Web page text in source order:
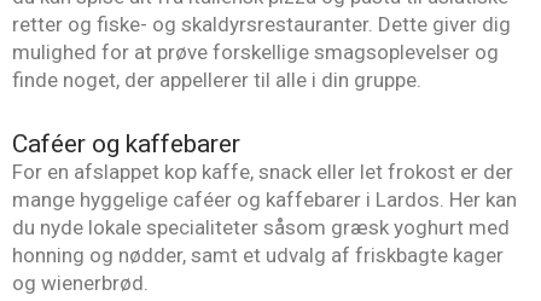
retter og fiske- og skaldyrsrestauranter. Dette giver dig
mulighed for at prøve forskellige smagsoplevelser og
finde noget, der appellerer til alle i din gruppe.
Caféer og kaffebarer
For en afslappet kop kaffe, snack eller let frokost er der
mange hyggelige caféer og kaffebarer i Lardos. Her kan
du nyde lokale specialiteter såsom græsk yoghurt med
honning og nødder, samt et udvalg af friskbagte kager
og wienerbrød.